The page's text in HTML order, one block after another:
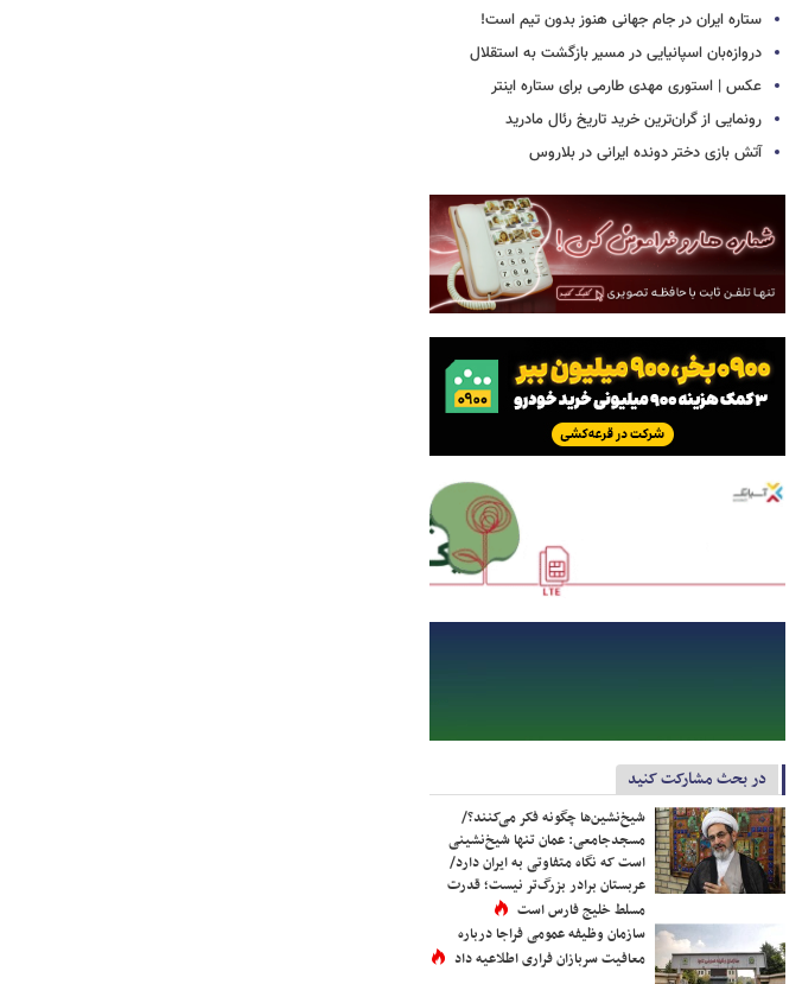
ستاره ایران در جام جهانی هنوز بدون تیم است!
دروازه‌بان اسپانیایی در مسیر بازگشت به استقلال
عکس | استوری مهدی طارمی برای ستاره اینتر
رونمایی از گران‌ترین خرید تاریخ رئال مادرید
آتش بازی دختر دونده ایرانی در بلاروس
در بحث مشارکت کنید
شیخ‌نشین‌ها چگونه فکر می‌کنند؟/
مسجدجامعی: عمان تنها شیخ‌نشینی
است که نگاه متفاوتی به ایران دارد/
عربستان برادر بزرگ‌تر نیست؛ قدرت
مسلط خلیج فارس است
سازمان وظیفه عمومی فراجا درباره
معافیت سربازان فراری اطلاعیه داد